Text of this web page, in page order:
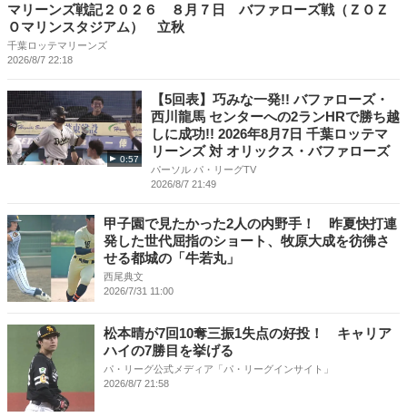
マリーンズ戦記２０２６ ８月７日 バファローズ戦（ＺＯＺ
Ｏマリンスタジアム） 立秋
千葉ロッテマリーンズ
2026/8/7 22:18
0:57
【5回表】巧みな一発!! バファローズ・
西川龍馬 センターへの2ランHRで勝ち越
しに成功!! 2026年8月7日 千葉ロッテマ
リーンズ 対 オリックス・バファローズ
パーソル パ・リーグTV
2026/8/7 21:49
甲子園で見たかった2人の内野手！ 昨夏快打連
発した世代屈指のショート、牧原大成を彷彿さ
せる都城の「牛若丸」
西尾典文
2026/7/31 11:00
松本晴が7回10奪三振1失点の好投！ キャリア
ハイの7勝目を挙げる
パ・リーグ公式メディア「パ・リーグインサイト」
2026/8/7 21:58